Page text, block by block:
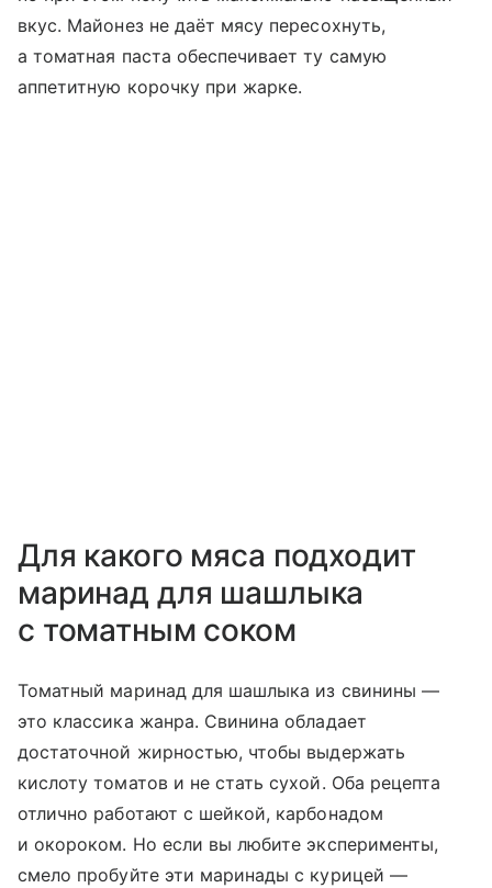
вкус. Майонез не даёт мясу пересохнуть,
а томатная паста обеспечивает ту самую
аппетитную корочку при жарке.
Для какого мяса подходит
маринад для шашлыка
с томатным соком
Томатный маринад для шашлыка из свинины —
это классика жанра. Свинина обладает
достаточной жирностью, чтобы выдержать
кислоту томатов и не стать сухой. Оба рецепта
отлично работают с шейкой, карбонадом
и окороком. Но если вы любите эксперименты,
смело пробуйте эти маринады с курицей —